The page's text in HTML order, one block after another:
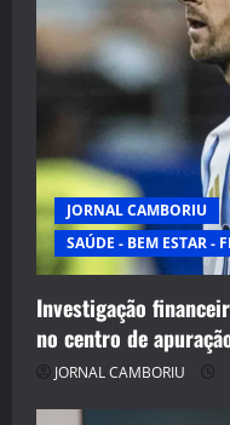
JORNAL CAMBORIU
SAÚDE - BEM ESTAR -
Investigação
no centro de
JORNAL CAMBORIU